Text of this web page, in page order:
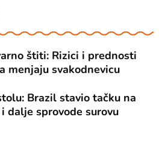
štiti: Rizici i prednosti
menjaju svakodnevicu
Brazil stavio tačku na
dalje sprovode surovu